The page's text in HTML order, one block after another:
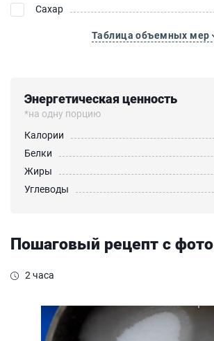
Сахар
Таблица объемных мер
Энергетическая ценность
*на одну порцию
Калории
Белки
Жиры
Углеводы
Пошаговый рецепт с фото
2 часа